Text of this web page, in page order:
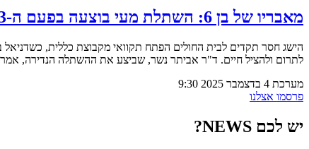
מאבריו של בן 6: השתלת מעי בוצעה בפעם ה-3 בבית חולים בילינסון פתח תקווה (וידאו)
לתרום ולהציל חיים. ד"ר אביתר נשר, שביצע את ההשתלה הנדירה, אמר:
מערכת 4 בדצמבר 2025
9:30
פרסמו אצלנו
יש לכם NEWS?